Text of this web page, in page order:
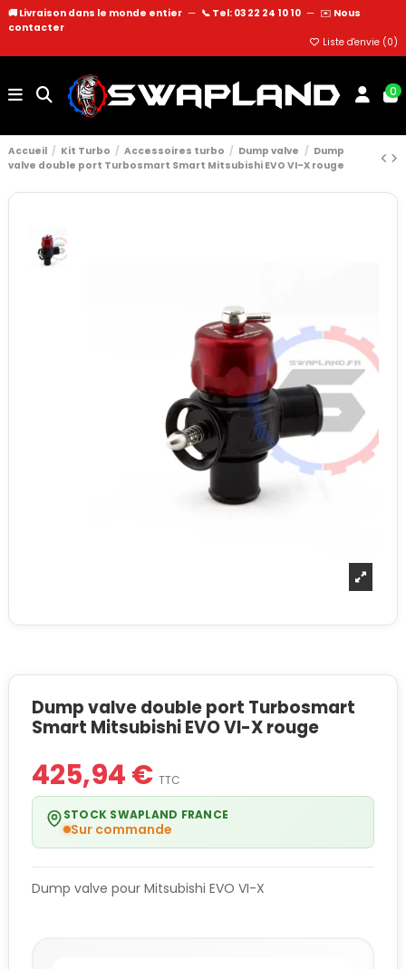
🚚 Livraison dans le monde entier — 📞 Tel: 03 22 24 10 10 — ✉️ Nous
contacter
Liste d'envie (0)
0
Accueil Kit Turbo Accessoires turbo Dump valve
Dump
valve double port Turbosmart Smart Mitsubishi EVO VI-X rouge
Dump valve double port Turbosmart
Smart Mitsubishi EVO VI-X rouge
425,94 € TTC
STOCK SWAPLAND FRANCE
Sur commande
Dump valve pour Mitsubishi EVO VI-X